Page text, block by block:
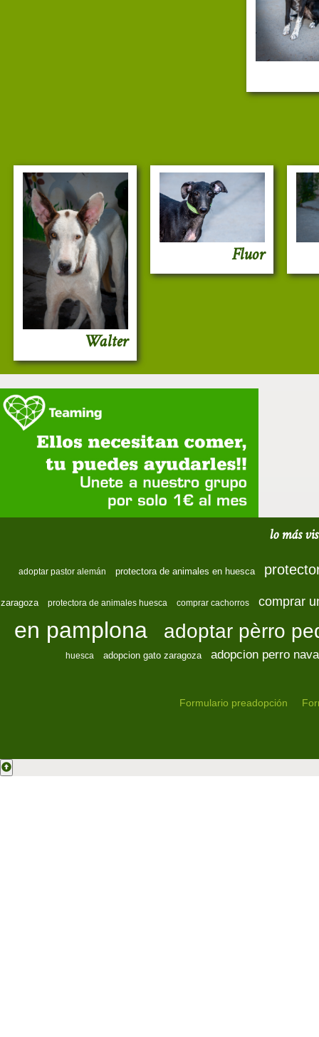
Walter
Fluor
lo más
adoptar pastor alemán protectora de animales en huesca
zaragoza protectora de animales huesca comprar cachorros comprar
en pamplona adoptar pèrro
huesca adopcion gato zaragoza adopcion perro
Formulario preadopción